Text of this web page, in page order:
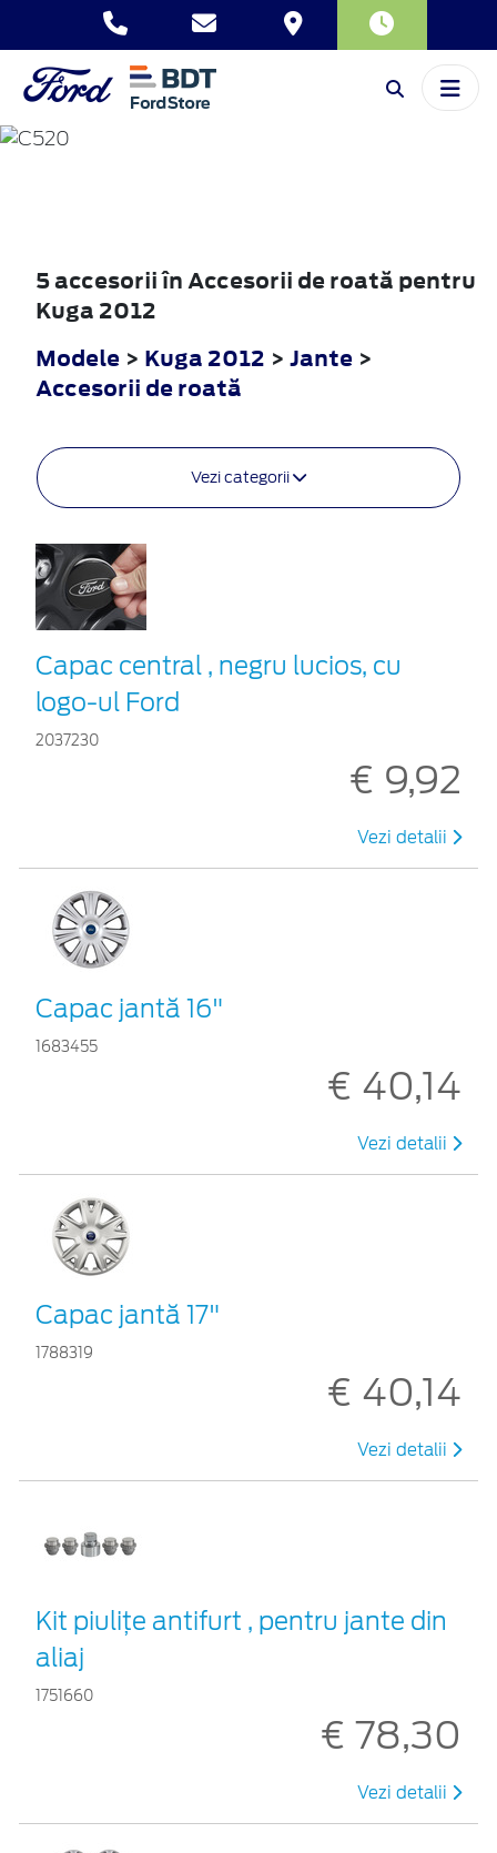
KUGA
5 accesorii în Accesorii de roată pentru
Kuga 2012
Modele > Kuga 2012 > Jante >
Accesorii de roată
Vezi categorii
Capac central , negru lucios, cu
logo-ul Ford
2037230
€ 9,92
Vezi detalii
Capac jantă 16"
1683455
€ 40,14
Vezi detalii
Capac jantă 17"
1788319
€ 40,14
Vezi detalii
Kit piuliţe antifurt , pentru jante din
aliaj
1751660
€ 78,30
Vezi detalii